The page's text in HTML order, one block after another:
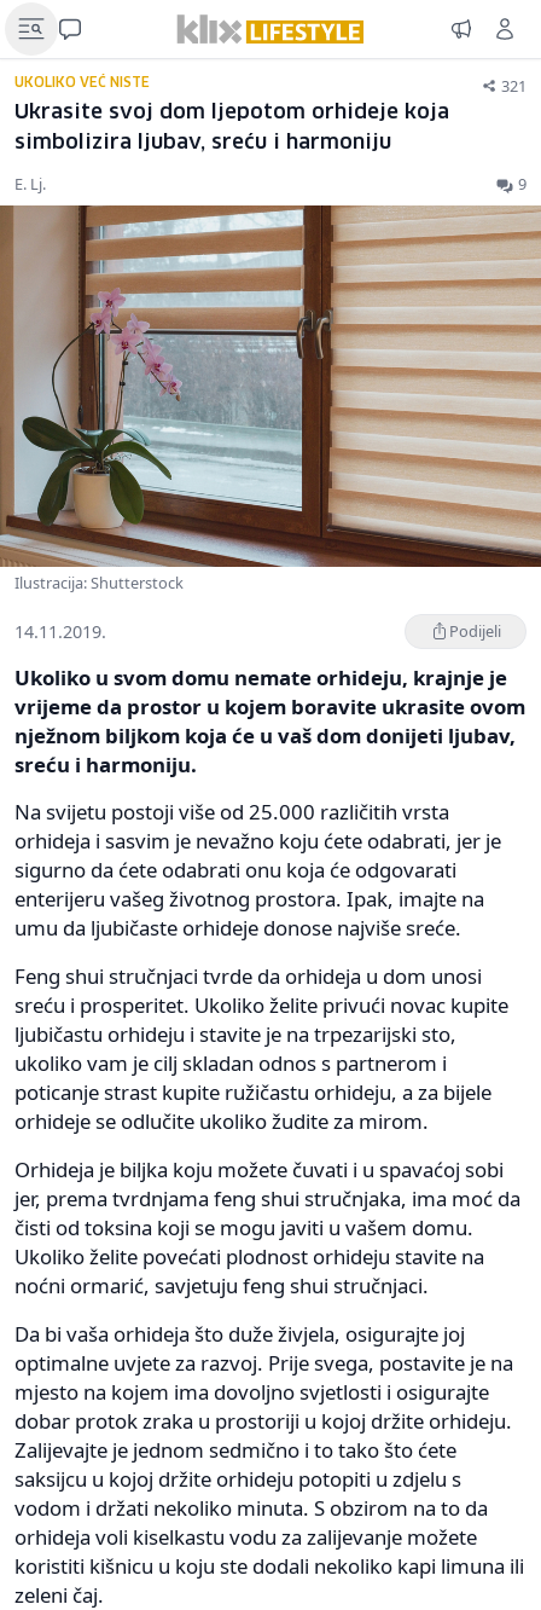
UKOLIKO VEĆ NISTE 321
Ukrasite svoj dom ljepotom orhideje koja
simbolizira ljubav, sreću i harmoniju
E. Lj. 9
Ilustracija: Shutterstock
14.11.2019. Podijeli
Ukoliko u svom domu nemate orhideju, krajnje je
vrijeme da prostor u kojem boravite ukrasite ovom
nježnom biljkom koja će u vaš dom donijeti ljubav,
sreću i harmoniju.
Na svijetu postoji više od 25.000 različitih vrsta
orhideja i sasvim je nevažno koju ćete odabrati, jer je
sigurno da ćete odabrati onu koja će odgovarati
enterijeru vašeg životnog prostora. Ipak, imajte na
umu da ljubičaste orhideje donose najviše sreće.
Feng shui stručnjaci tvrde da orhideja u dom unosi
sreću i prosperitet. Ukoliko želite privući novac kupite
ljubičastu orhideju i stavite je na trpezarijski sto,
ukoliko vam je cilj skladan odnos s partnerom i
poticanje strast kupite ružičastu orhideju, a za bijele
orhideje se odlučite ukoliko žudite za mirom.
Orhideja je biljka koju možete čuvati i u spavaćoj sobi
jer, prema tvrdnjama feng shui stručnjaka, ima moć da
čisti od toksina koji se mogu javiti u vašem domu.
Ukoliko želite povećati plodnost orhideju stavite na
noćni ormarić, savjetuju feng shui stručnjaci.
Da bi vaša orhideja što duže živjela, osigurajte joj
optimalne uvjete za razvoj. Prije svega, postavite je na
mjesto na kojem ima dovoljno svjetlosti i osigurajte
dobar protok zraka u prostoriji u kojoj držite orhideju.
Zalijevajte je jednom sedmično i to tako što ćete
saksijcu u kojoj držite orhideju potopiti u zdjelu s
vodom i držati nekoliko minuta. S obzirom na to da
orhideja voli kiselkastu vodu za zalijevanje možete
koristiti kišnicu u koju ste dodali nekoliko kapi limuna ili
zeleni čaj.